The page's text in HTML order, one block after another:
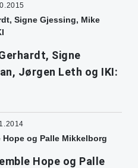
Signe Gjessing, Mike
Signe
Jørgen Leth og IKI:
og Palle Mikkelborg
Hope og Palle